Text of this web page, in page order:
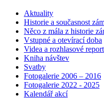
Aktuality
Historie a současnost
Něco z mála z historie
Vstupné a otevírací doba
Videa a rozhlasové
Kniha návštev
Svatby
Fotogalerie 2006 – 2016
Fotogalerie 2022 - 2025
Kalendář akcí